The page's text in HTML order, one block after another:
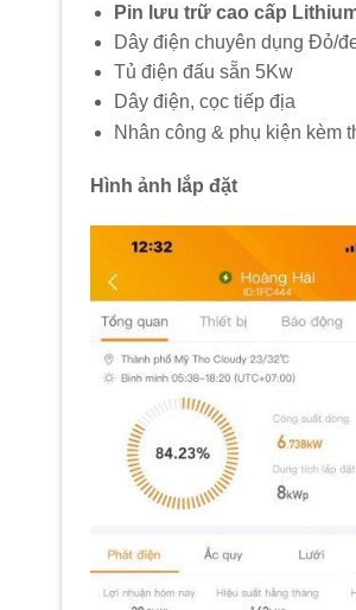
Pin lưu trữ cao cấp
Dây điện chuyên dụng Đỏ/
Tủ điện đấu sẵn 5Kw
Dây điện, cọc tiếp địa
Nhân công & phụ kiện kèm
Hình ảnh lắp đặt